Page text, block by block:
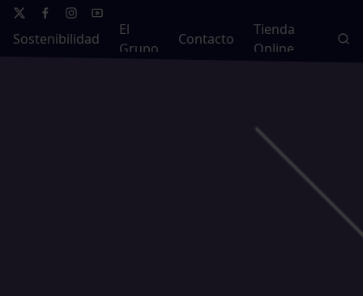
Sostenibilidad
El
Grupo
Contacto
Tienda
Online